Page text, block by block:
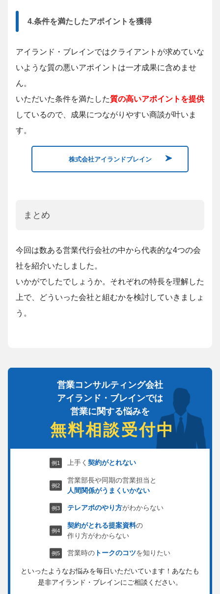
4.条件を満たしたアポイントを獲得
アイランド・ブレインではクライアントが求めていな
いような質の悪いアポイントは一才成果に含めませ
ん。
いただいた条件を満たした質の高いアポイントを提供
しているので、成果につながりやすい商談が叶いま
す。
株式会社アイランドブレイン
まとめ
今回は数ある営業代行会社の中から代表的な4つの会
社を紹介いたしました。
いかがでしたでしょうか。 それぞれの特長を理解した
上で、どういった会社と組むかを検討していきましょ
う。
営業コンサルティング会社
アイランド・ブレインでは
営業に関する悩みを
無料相談受付中
上手く契約がとれない
営業部長や同期の営業担当と
人間関係がうまくいかない
テレアポのやり方がわからない
契約がとれる提案資料の
作り方がわからない
営業時の トークのコツを知りたい
といったようなお悩みを毎日いただいています！ あなたも
是非アイランド・ブレインにご相談ください。